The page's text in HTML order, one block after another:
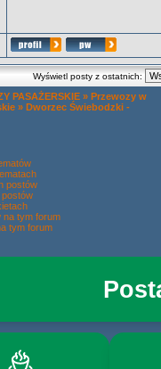
Wyświetl posty z ostatnich:
PASAŻERSKIE » Przewozy w
» Dworzec Świebodzki -
postów
na tym forum
tym forum